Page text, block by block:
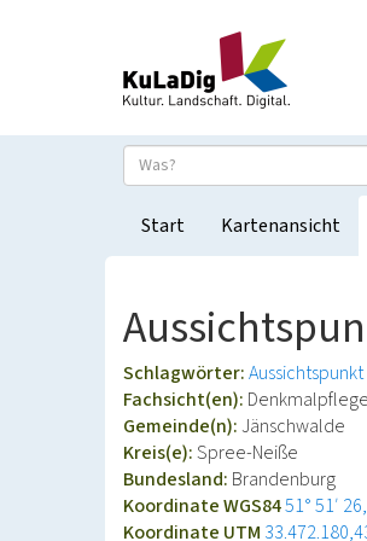
Start Kartenansicht
Schlagwörter:Aussichtspunkt
Fachsicht(en): Denkmalpflege
Gemeinde(n):Jänschwalde
Kreis(e):Spree-Neiße
Bundesland: Brandenburg
Koordinate WGS8451° 51′
Koordinate UTM